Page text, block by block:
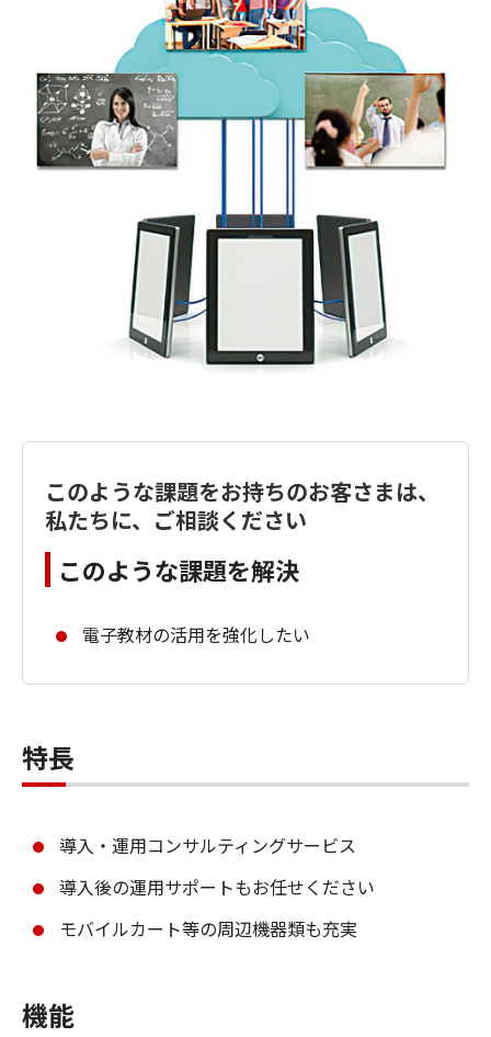
このような課題をお持ちのお客さまは、
私たちに、ご相談ください
このような課題を解決
電子教材の活用を強化したい
特長
導入・運用コンサルティングサービス
導入後の運用サポートもお任せください
モバイルカート等の周辺機器類も充実
機能